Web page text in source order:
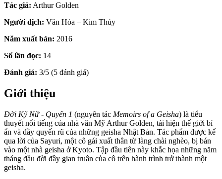
Tác giả: Arthur Golden
Người dịch: Văn Hòa – Kim Thủy
Năm xuất bản: 2016
Số lần đọc: 14
Đánh giá: 3/5 (5 đánh giá)
Giới thiệu
Đời Kỹ Nữ - Quyển 1 (nguyên tác Memoirs of a Geisha) là tiểu
thuyết nổi tiếng của nhà văn Mỹ Arthur Golden, tái hiện thế giới bí
ẩn và đầy quyến rũ của những geisha Nhật Bản. Tác phẩm được kể
qua lời của Sayuri, một cô gái xuất thân từ làng chài nghèo, bị bán
vào một nhà geisha ở Kyoto. Tập đầu tiên này khắc họa những năm
tháng đầu đời đầy gian truân của cô trên hành trình trở thành một
geisha.